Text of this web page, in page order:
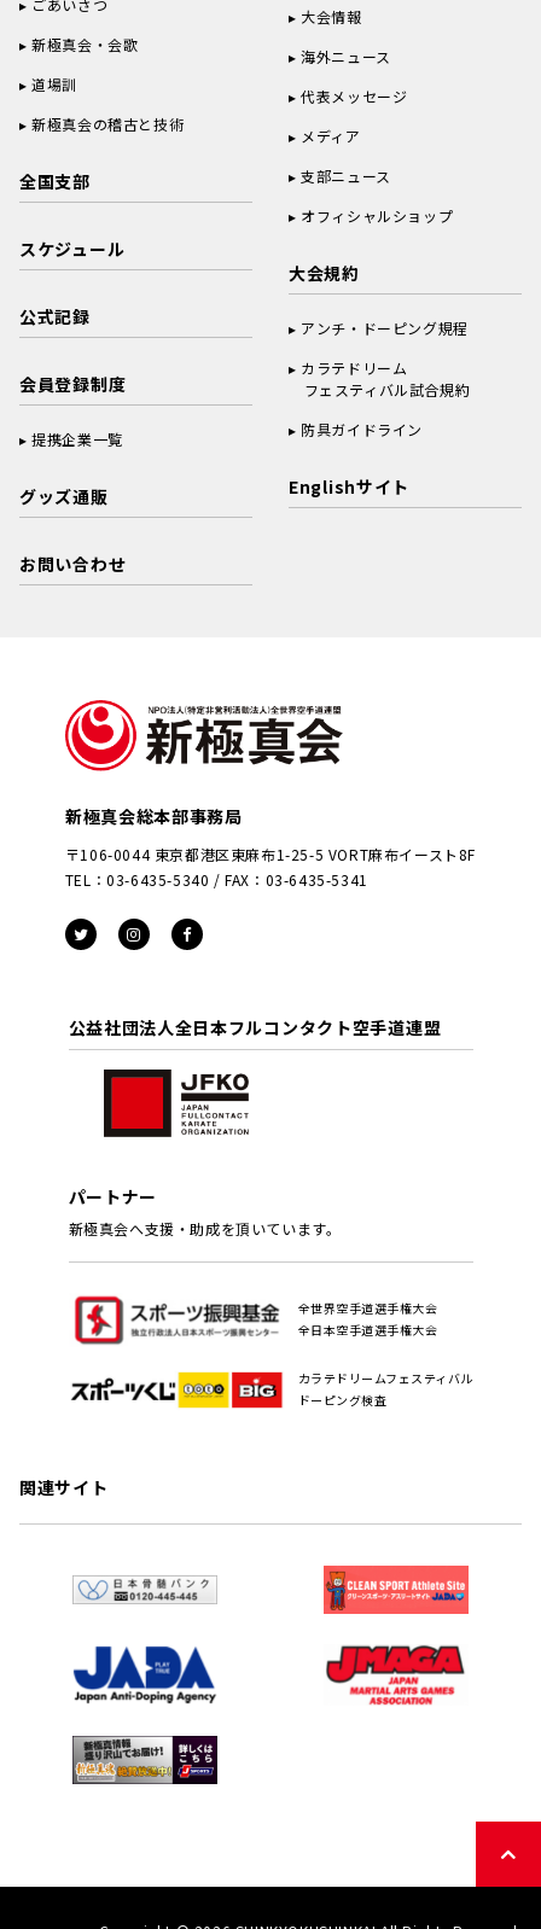
ごあいさつ
新極真会・会歌
道場訓
新極真会の稽古と技術
全国支部
スケジュール
公式記録
会員登録制度
提携企業一覧
グッズ通販
お問い合わせ
大会情報
海外ニュース
代表メッセージ
メディア
支部ニュース
オフィシャルショップ
大会規約
アンチ・ドーピング規程
カラテドリーム
フェスティバル試合規約
防具ガイドライン
Englishサイト
新極真会総本部事務局
〒106-0044 東京都港区東麻布1-25-5 VORT麻布イースト8F
TEL：03-6435-5340 / FAX：03-6435-5341
公益社団法人全日本フルコンタクト空手道連盟
パートナー
新極真会へ支援・助成を頂いています。
全世界空手道選手権大会
全日本空手道選手権大会
カラテドリームフェスティバル
ドーピング検査
関連サイト